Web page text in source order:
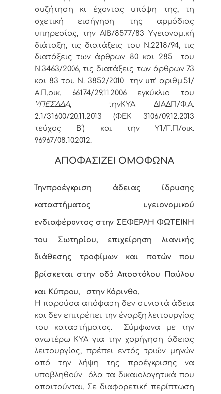
συζήτηση κι έχοντας υπόψη της, τη
σχετική εισήγηση της αρμόδιας
υπηρεσίας, την ΑΙΒ/8577/83 Υγειονομική
διάταξη, τις διατάξεις του Ν.2218/94, τις
διατάξεις των άρθρων 80 και 285 του
Ν.3463/2006, τις διατάξεις των άρθρων 73
και 83 του Ν. 3852/2010 την υπ’ αριθμ.51/
Α.Π.οικ. 66174/29.11.2006 εγκύκλιο του
ΥΠΕΣΔΔΑ,τηνΚΥΑ ΔΙΑΔΠ/Φ.Α.
2.1/31600/20.11.2013 (ΦΕΚ 3106/09.12.2013
τεύχος Β΄) και την Υ1/Γ.Π/οικ.
96967/08.10.2012.
ΑΠΟΦΑΣΙΖΕΙ ΟΜΟΦΩΝΑ
Τηνπροέγκριση άδειας ίδρυσης
καταστήματος υγειονομικού
ενδιαφέροντος στην ΣΕΦΕΡΛΗ ΦΩΤΕΙΝΗ
του Σωτηρίου, επιχείρηση λιανικής
διάθεσης τροφίμων και ποτών που
βρίσκεται στην οδό Αποστόλου Παύλου
και Κύπρου, στην Κόρινθο.
Η παρούσα απόφαση δεν συνιστά άδεια
και δεν επιτρέπει την έναρξη λειτουργίας
του καταστήματος. Σύμφωνα με την
ανωτέρω ΚΥΑ για την χορήγηση άδειας
λειτουργίας, πρέπει εντός τριών μηνών
από την λήψη της προέγκρισης να
υποβληθούν όλα τα δικαιολογητικά που
απαιτούνται. Σε διαφορετική περίπτωση